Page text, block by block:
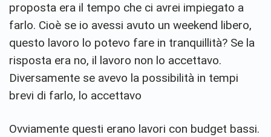
proposta era il tempo che ci avrei impiegato a
farlo. Cioè se io avessi avuto un weekend libero,
questo lavoro lo potevo fare in tranquillità? Se la
risposta era no, il lavoro non lo accettavo.
Diversamente se avevo la possibilità in tempi
brevi di farlo, lo accettavo
Ovviamente questi erano lavori con budget bassi.